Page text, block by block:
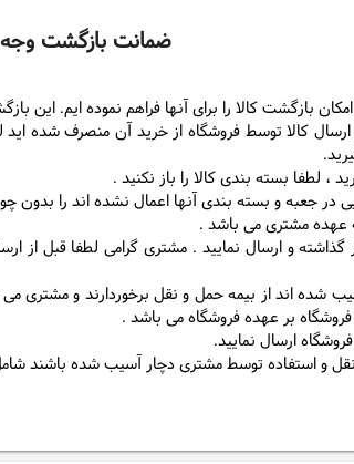
ضمانت بازگشت وجه
بازگشت کالا را برای آنها فراهم نموده ایم. این
ارسال کالا توسط فروشگاه از خرید آن منصرف شده
، لطفا بسته بندی کالا را باز نکنید .
در جعبه و بسته بندی آنها اعمال نشده اند را بدون
عهده مشتری می باشد .
و ارسال نمایید . مشتری گرامی لطفا قبل از
شده اند از بیمه حمل و نقل برخوردارند و مشتری می
فروشگاه بر عهده فروشگاه می باشد .
ارسال نمایید.
و استفاده توسط مشتری دچار آسیب شده باشند